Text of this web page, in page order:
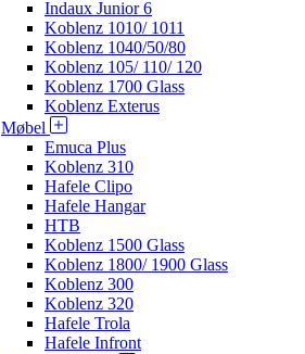
Indaux Junior 6
Koblenz 1010/ 1011
Koblenz 1040/50/80
Koblenz 105/ 110/ 120
Koblenz 1700 Glass
Koblenz Exterus
Møbel
Emuca Plus
Koblenz 310
Hafele Clipo
Hafele Hangar
HTB
Koblenz 1500 Glass
Koblenz 1800/ 1900 Glass
Koblenz 300
Koblenz 320
Hafele Trola
Hafele Infront